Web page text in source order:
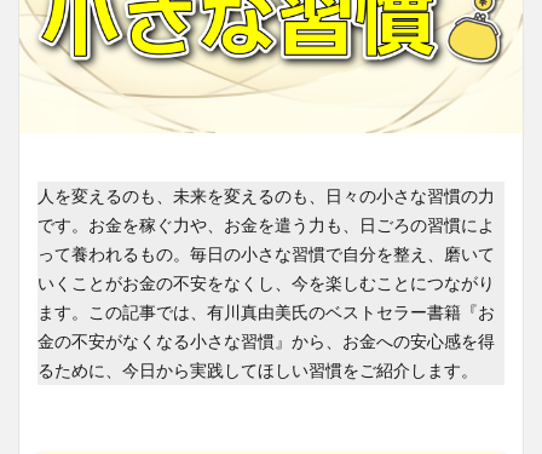
人を変えるのも、未来を変えるのも、日々の小さな習慣の力
です。お金を稼ぐ力や、お金を遣う力も、日ごろの習慣によ
って養われるもの。毎日の小さな習慣で自分を整え、磨いて
いくことがお金の不安をなくし、今を楽しむことにつながり
ます。この記事では、有川真由美氏のベストセラー書籍『お
金の不安がなくなる小さな習慣』から、お金への安心感を得
るために、今日から実践してほしい習慣をご紹介します。